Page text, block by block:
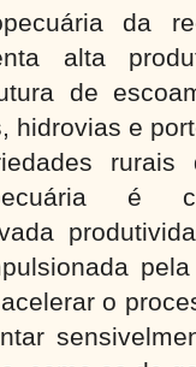
da
alta
de
hidrovias e
é
o